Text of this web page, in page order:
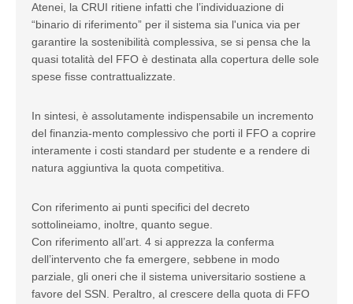
Atenei, la CRUI ritiene infatti che l’individuazione di
“binario di riferimento” per il sistema sia l'unica via per
garantire la sostenibilità complessiva, se si pensa che la
quasi totalità del FFO è destinata alla copertura delle sole
spese fisse contrattualizzate.
In sintesi, è assolutamente indispensabile un incremento
del finanzia-mento complessivo che porti il FFO a coprire
interamente i costi standard per studente e a rendere di
natura aggiuntiva la quota competitiva.
Con riferimento ai punti specifici del decreto
sottolineiamo, inoltre, quanto segue.
Con riferimento all’art. 4 si apprezza la conferma
dell’intervento che fa emergere, sebbene in modo
parziale, gli oneri che il sistema universitario sostiene a
favore del SSN. Peraltro, al crescere della quota di FFO